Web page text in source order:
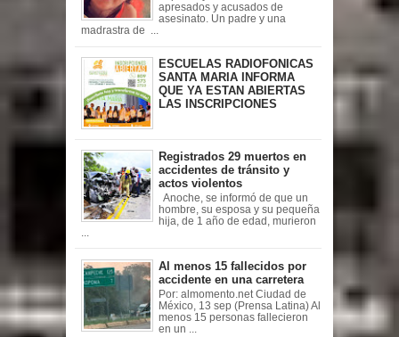
apresados y acusados de
asesinato. Un padre y una
madrastra de ...
ESCUELAS RADIOFONICAS
SANTA MARIA INFORMA
QUE YA ESTAN ABIERTAS
LAS INSCRIPCIONES
Registrados 29 muertos en
accidentes de tránsito y
actos violentos
Anoche, se informó de que un
hombre, su esposa y su pequeña
hija, de 1 año de edad, murieron
Al menos 15 fallecidos por
accidente en una carretera
Por: almomento.net Ciudad de
México, 13 sep (Prensa Latina) Al
menos 15 personas fallecieron
en un ...